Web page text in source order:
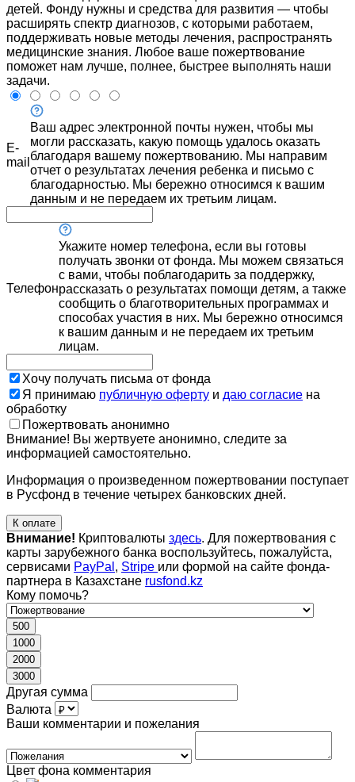
детей. Фонду нужны и средства для развития — чтобы
расширять спектр диагнозов, с которыми работаем,
поддерживать новые методы лечения, распространять
медицинские знания. Любое ваше пожертвование
поможет нам лучше, полнее, быстрее выполнять наши
задачи.
E-
mail
Ваш адрес электронной почты нужен, чтобы мы
могли рассказать, какую помощь удалось оказать
благодаря вашему пожертвованию. Мы направим
отчет о результатах лечения ребенка и письмо с
благодарностью. Мы бережно относимся к вашим
данным и не передаем их третьим лицам.
Телефон
Укажите номер телефона, если вы готовы
получать звонки от фонда. Мы можем связаться
с вами, чтобы поблагодарить за поддержку,
рассказать о результатах помощи детям, а также
сообщить о благотворительных программах и
способах участия в них. Мы бережно относимся
к вашим данным и не передаем их третьим
лицам.
Хочу получать письма от фонда
Я принимаю публичную оферту и даю согласие на
обработку
Пожертвовать анонимно
Внимание! Вы жертвуете анонимно, следите за
информацией самостоятельно.
Информация о произведенном пожертвовании поступает
в Русфонд в течение четырех банковских дней.
К оплате
Внимание! Криптовалюты здесь. Для пожертвования с
карты зарубежного банка воспользуйтесь, пожалуйста,
сервисами PayPal , Stripe или формой на сайте фонда-
партнера в Казахстане rusfond.kz
Кому помочь?
500
1000
2000
3000
Другая сумма
Валюта
Ваши комментарии и пожелания
Цвет фона комментария